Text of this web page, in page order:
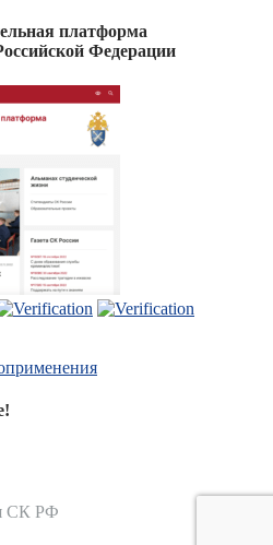
платформа
Федерации
СК РФ